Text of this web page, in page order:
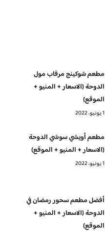
مطعم شوكينج مرقاب مول
الدوحة (الاسعار + المنيو +
الموقع)
1 يونيو، 2022
مطعم أويشي سوشي الدوحة
(الاسعار + المنيو + الموقع)
1 يونيو، 2022
أفضل مطعم سحور رمضان في
الدوحة (الاسعار + المنيو +
الموقع)